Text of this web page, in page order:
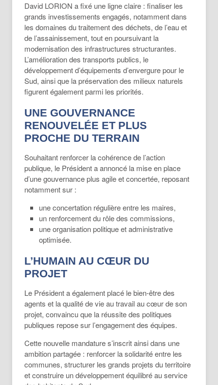
David LORION a fixé une ligne claire : finaliser les
grands investissements engagés, notamment dans
les domaines du traitement des déchets, de l’eau et
de l’assainissement, tout en poursuivant la
modernisation des infrastructures structurantes.
L’amélioration des transports publics, le
développement d’équipements d’envergure pour le
Sud, ainsi que la préservation des milieux naturels
figurent également parmi les priorités.
UNE GOUVERNANCE
RENOUVELÉE ET PLUS
PROCHE DU TERRAIN
Souhaitant renforcer la cohérence de l’action
publique, le Président a annoncé la mise en place
d’une gouvernance plus agile et concertée, reposant
notamment sur :
une concertation régulière entre les maires,
un renforcement du rôle des commissions,
une organisation politique et administrative
optimisée.
L’HUMAIN AU CŒUR DU
PROJET
Le Président a également placé le bien-être des
agents et la qualité de vie au travail au cœur de son
projet, convaincu que la réussite des politiques
publiques repose sur l’engagement des équipes.
Cette nouvelle mandature s’inscrit ainsi dans une
ambition partagée : renforcer la solidarité entre les
communes, structurer les grands projets du territoire
et construire un développement équilibré au service